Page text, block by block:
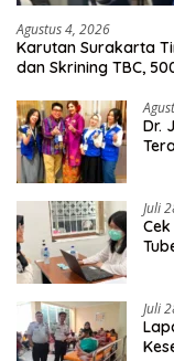
Agustus 4, 2026
Karutan Surakarta
dan Skrining TBC,
Dr.
Juli
Juli